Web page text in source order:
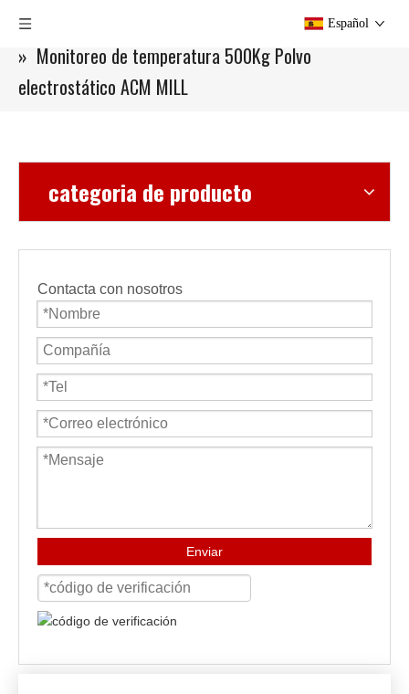
Español
Usted está aquí:
Molino ACM
» Monitoreo de temperatura 500Kg Polvo
electrostático ACM MILL
categoria de producto
Contacta con nosotros
Enviar